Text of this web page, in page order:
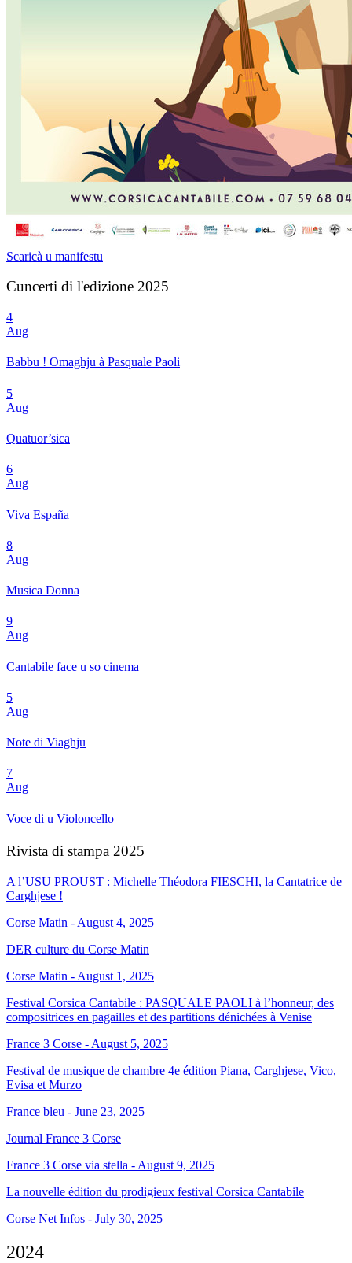
Scaricà u manifestu
Cuncerti di l'edizione 2025
4
Aug
Babbu ! Omaghju à Pasquale Paoli
5
Aug
Quatuor’sica
6
Aug
Viva España
8
Aug
Musica Donna
9
Aug
Cantabile face u so cinema
5
Aug
Note di Viaghju
7
Aug
Voce di u Violoncello
Rivista di stampa 2025
A l’USU PROUST : Michelle Théodora FIESCHI, la Cantatrice de
Carghjese !
Corse Matin - August 4, 2025
DER culture du Corse Matin
Corse Matin - August 1, 2025
Festival Corsica Cantabile : PASQUALE PAOLI à l’honneur, des
compositrices en pagailles et des partitions dénichées à Venise
France 3 Corse - August 5, 2025
Festival de musique de chambre 4e édition Piana, Carghjese, Vico,
Evisa et Murzo
France bleu - June 23, 2025
Journal France 3 Corse
France 3 Corse via stella - August 9, 2025
La nouvelle édition du prodigieux festival Corsica Cantabile
Corse Net Infos - July 30, 2025
2024